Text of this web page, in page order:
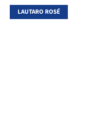
LAUTARO ROSÉ